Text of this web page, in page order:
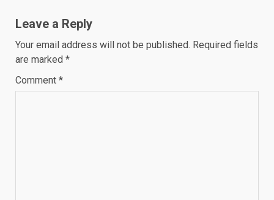
Leave a Reply
Your email address will not be published. Required fields
are marked *
Comment *